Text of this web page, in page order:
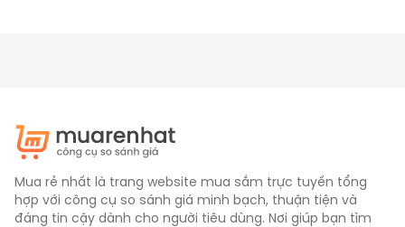
Mua rẻ nhất là trang website mua sắm trực tuyến tổng
hợp với công cụ so sánh giá minh bạch, thuận tiện và
đáng tin cậy dành cho người tiêu dùng. Nơi giúp bạn tìm